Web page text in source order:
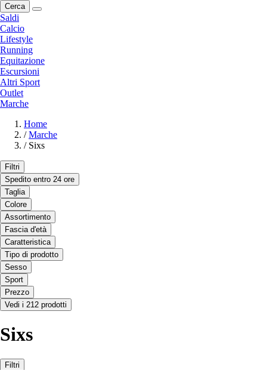
Cerca
Saldi
Calcio
Lifestyle
Running
Equitazione
Escursioni
Altri Sport
Outlet
Marche
Home
/ Marche
/ Sixs
Filtri
Spedito entro 24 ore
Taglia
Colore
Assortimento
Fascia d'età
Caratteristica
Tipo di prodotto
Sesso
Sport
Prezzo
Vedi i 212 prodotti
Sixs
Filtri